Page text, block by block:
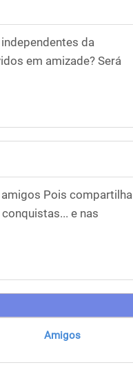
da
em amizade? Será
Pois compartilha
e nas
Amigos